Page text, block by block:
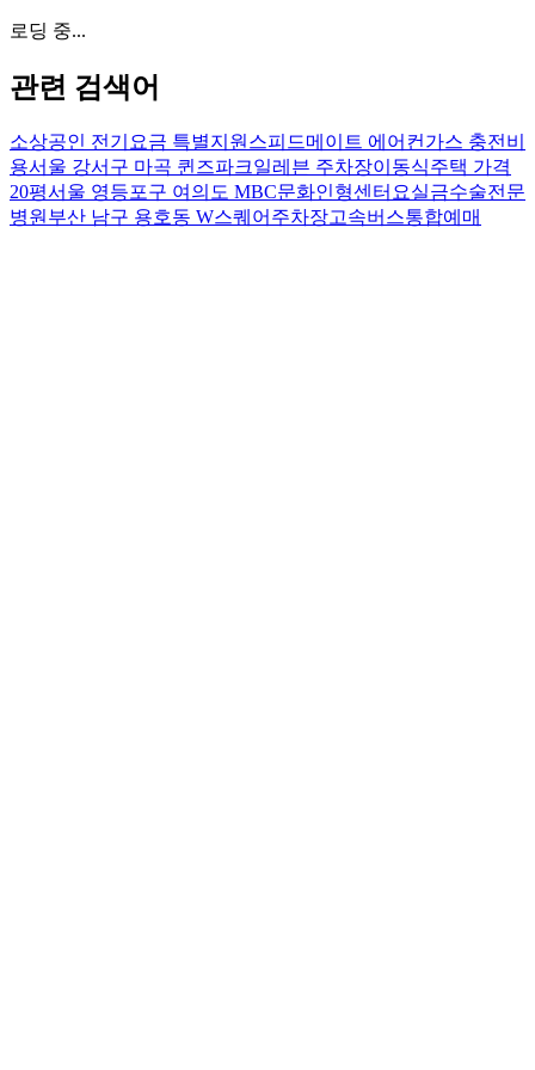
로딩 중...
관련 검색어
소상공인 전기요금 특별지원 스피드메이트 에어컨가스 충전비
용서울 강서구 마곡 퀸즈파크일레븐 주차장이동식주택 가격
20평서울 영등포구 여의도 MBC문화인형센터 요실금수술전문
병원 부산 남구 용호동 W스퀘어주차장고속버스통합예매